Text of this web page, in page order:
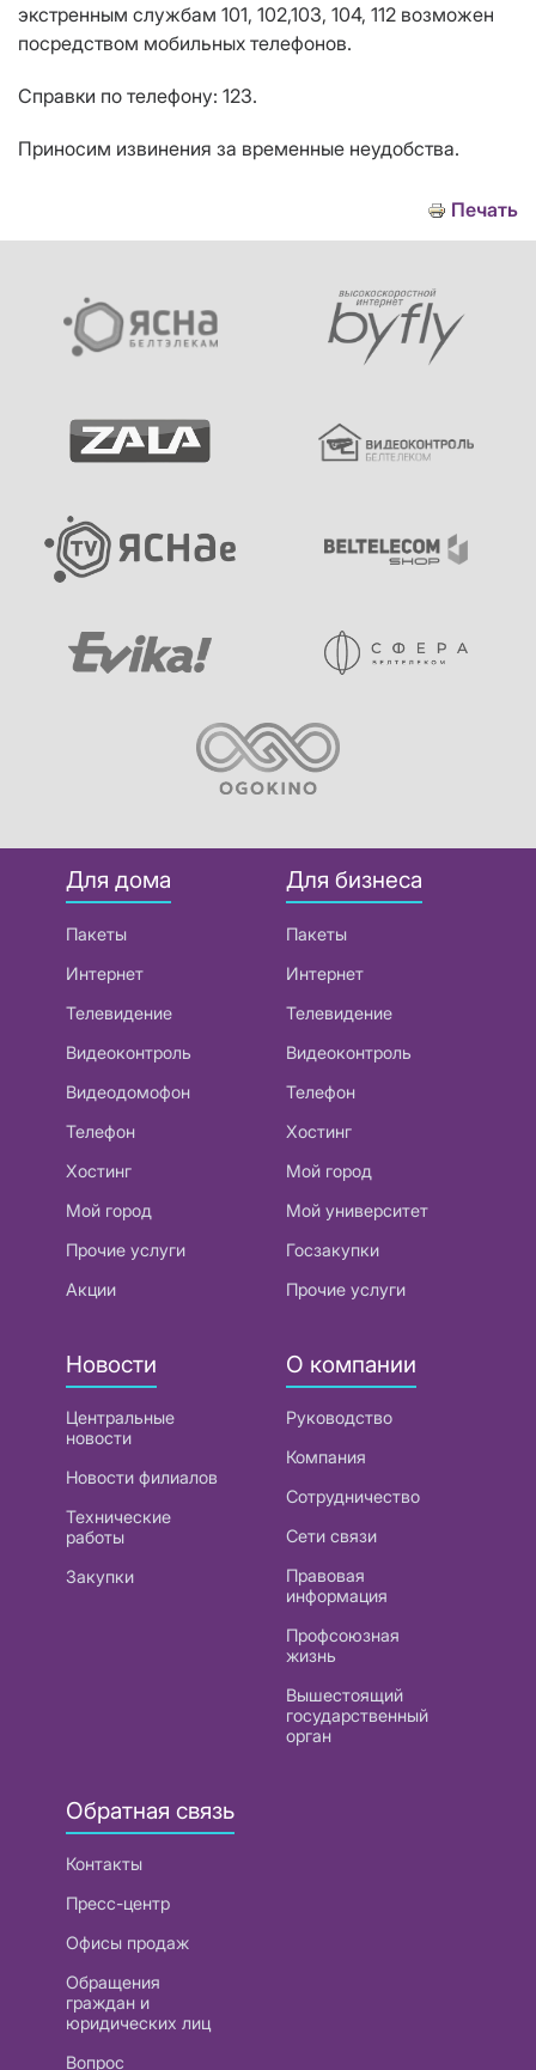
экстренным службам 101, 102,103, 104, 112 возможен
посредством мобильных телефонов.
Справки по телефону: 123.
Приносим извинения за временные неудобства.
Печать
Для дома
Пакеты
Интернет
Телевидение
Видеоконтроль
Видеодомофон
Телефон
Хостинг
Мой город
Прочие услуги
Акции
Для бизнеса
Пакеты
Интернет
Телевидение
Видеоконтроль
Телефон
Хостинг
Мой город
Мой университет
Госзакупки
Прочие услуги
Новости
Центральные
новости
Новости филиалов
Технические
работы
Закупки
О компании
Руководство
Компания
Сотрудничество
Сети связи
Правовая
информация
Профсоюзная
жизнь
Вышестоящий
государственный
орган
Обратная связь
Контакты
Пресс-центр
Офисы продаж
Обращения
граждан и
юридических лиц
Вопрос